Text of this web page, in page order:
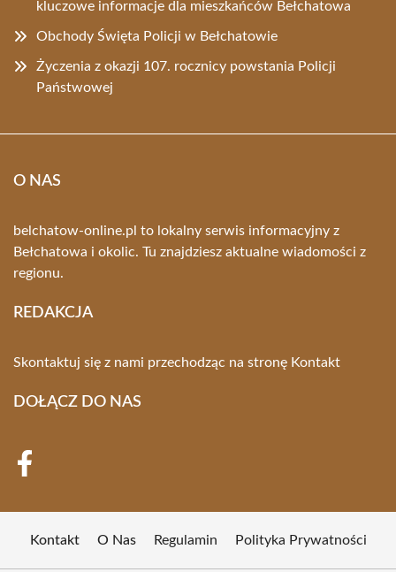
kluczowe informacje dla mieszkańców Bełchatowa
Obchody Święta Policji w Bełchatowie
Życzenia z okazji 107. rocznicy powstania Policji
Państwowej
O NAS
belchatow-online.pl to lokalny serwis informacyjny z
Bełchatowa i okolic. Tu znajdziesz aktualne wiadomości z
regionu.
REDAKCJA
Skontaktuj się z nami przechodząc na stronę Kontakt
DOŁĄCZ DO NAS
Kontakt O Nas Regulamin Polityka Prywatności